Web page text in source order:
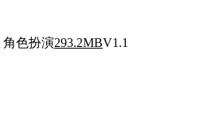
角色扮演293.2MBV1.1